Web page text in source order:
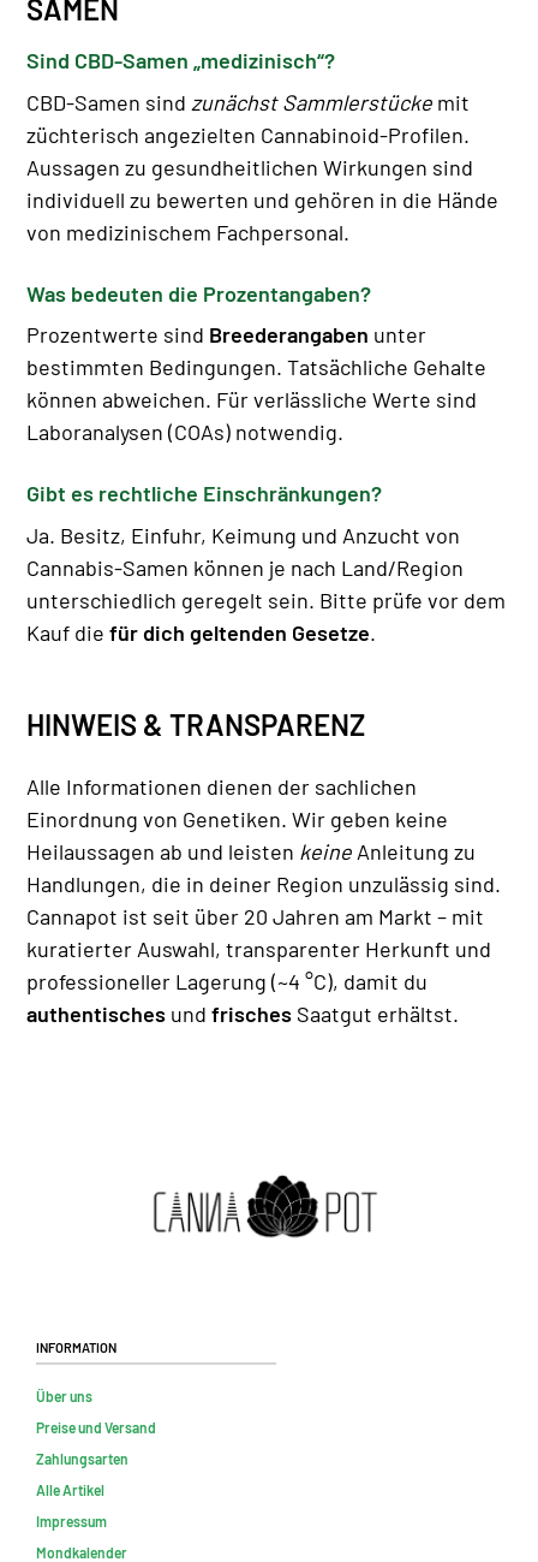
SAMEN
Sind CBD-Samen „medizinisch“?
CBD-Samen sind zunächst Sammlerstücke mit
züchterisch angezielten Cannabinoid-Profilen.
Aussagen zu gesundheitlichen Wirkungen sind
individuell zu bewerten und gehören in die Hände
von medizinischem Fachpersonal.
Was bedeuten die Prozentangaben?
Prozentwerte sind Breederangaben unter
bestimmten Bedingungen. Tatsächliche Gehalte
können abweichen. Für verlässliche Werte sind
Laboranalysen (COAs) notwendig.
Gibt es rechtliche Einschränkungen?
Ja. Besitz, Einfuhr, Keimung und Anzucht von
Cannabis-Samen können je nach Land/Region
unterschiedlich geregelt sein. Bitte prüfe vor dem
Kauf die für dich geltenden Gesetze.
HINWEIS & TRANSPARENZ
Alle Informationen dienen der sachlichen
Einordnung von Genetiken. Wir geben keine
Heilaussagen ab und leisten keine Anleitung zu
Handlungen, die in deiner Region unzulässig sind.
Cannapot ist seit über 20 Jahren am Markt – mit
kuratierter Auswahl, transparenter Herkunft und
professioneller Lagerung (~4 °C), damit du
authentisches und frisches Saatgut erhältst.
Information
Über uns
Preise und Versand
Zahlungsarten
Alle Artikel
Impressum
Mondkalender